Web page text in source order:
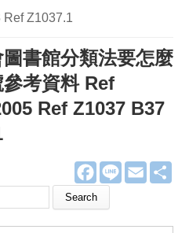
Ref Z1037.1
書館分類法要怎麼
考資料 Ref
Ref Z1037 B37
F
a
e
o
L
E
m